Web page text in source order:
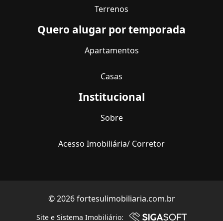
Terrenos
Quero alugar por temporada
Apartamentos
Casas
Institucional
Sobre
Acesso Imobiliária/ Corretor
© 2026 fortesulimobiliaria.com.br
Site e Sistema Imobiliário: